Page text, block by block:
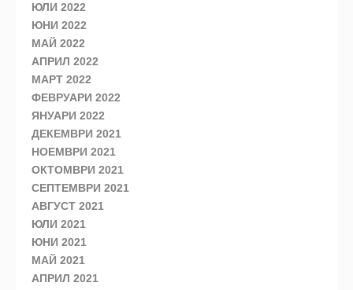
ЮЛИ 2022
ЮНИ 2022
МАЙ 2022
АПРИЛ 2022
МАРТ 2022
ФЕВРУАРИ 2022
ЯНУАРИ 2022
ДЕКЕМВРИ 2021
НОЕМВРИ 2021
ОКТОМВРИ 2021
СЕПТЕМВРИ 2021
АВГУСТ 2021
ЮЛИ 2021
ЮНИ 2021
МАЙ 2021
АПРИЛ 2021